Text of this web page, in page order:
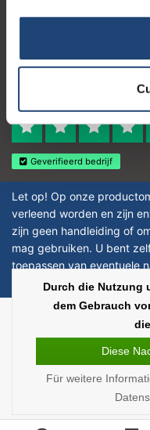
Geverifieerd bedrijf
Let op! Op onze
verleend worden en zijn
zijn geen handleiding of
mag gebruiken. U bent
toepassen van eventuele
omtrent het gebruik van
Durch die Nutzung
dem Gebrauch
Diese
Für weitere